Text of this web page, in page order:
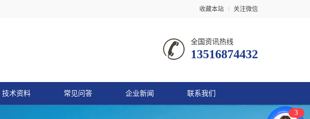
收藏本站 关注微信
全国资讯热线
13516874432
技术资料 常见问答 企业新闻 联系我们
3